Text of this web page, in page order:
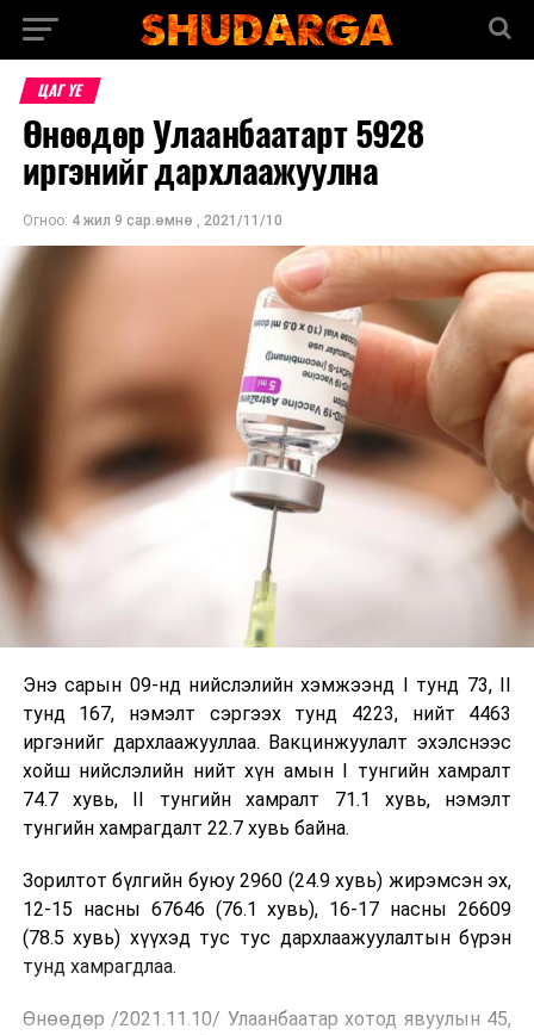
ЦАГ ҮЕ
Өнөөдөр Улаанбаатарт 5928
иргэнийг дархлаажуулна
Огноо: 4 жил 9 сар.өмнө , 2021/11/10
Энэ сарын 09-нд нийслэлийн хэмжээнд I тунд 73, II
тунд 167, нэмэлт сэргээх тунд 4223, нийт 4463
иргэнийг дархлаажууллаа. Вакцинжуулалт эхэлснээс
хойш нийслэлийн нийт хүн амын I тунгийн хамралт
74.7 хувь, II тунгийн хамралт 71.1 хувь, нэмэлт
тунгийн хамрагдалт 22.7 хувь байна.
Зорилтот бүлгийн буюу 2960 (24.9 хувь) жирэмсэн эх,
12-15 насны 67646 (76.1 хувь), 16-17 насны 26609
(78.5 хувь) хүүхэд тус тус дархлаажуулалтын бүрэн
тунд хамрагдлаа.
Өнөөдөр /2021.11.10/ Улаанбаатар хотод явуулын 45,